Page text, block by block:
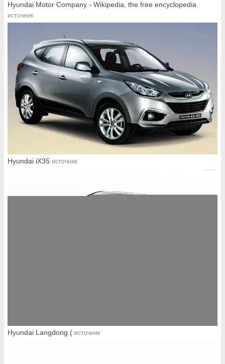
Hyundai Motor Company - Wikipedia, the free encyclopedia
источник
Hyundai iX35 источник
Hyundai Langdong ( источник